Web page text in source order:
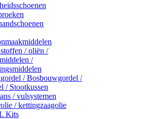
/ oliën /
/
/ Bosbouwgordel /
/ Stootkussen
/ vulsystemen
/ kettingzaagolie
Kits